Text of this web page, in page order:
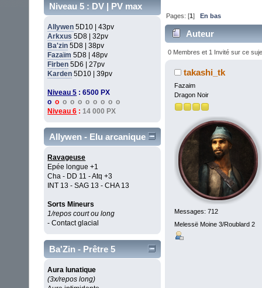
Niveau 5 : DV | PV max
Allywen 5D10 | 43pv
Arkxus 5D8 | 32pv
Ba'zin 5D8 | 38pv
Fazaïm 5D8 | 48pv
Firben 5D6 | 27pv
Karden 5D10 | 39pv
Niveau 5 : 6500 PX
oo o o o o o o o o
Niveau 6 : 14 000 PX
Allywen - Elu arcanique
Ravageuse
Epée longue +1
Cha - DD 11 - Atq +3
INT 13 - SAG 13 - CHA 13
Sorts Mineurs
1/repos court ou long
- Contact glacial
Ba'Zin - Prêtre 5
Aura lunatique
(3x/repos long)
Pages: [1]En bas
Auteur
0 Membres et 1 Invité sur ce
takashi_tk
Fazaim
Dragon Noir
Messages: 712
Melessë Moine 3/Roublard 2